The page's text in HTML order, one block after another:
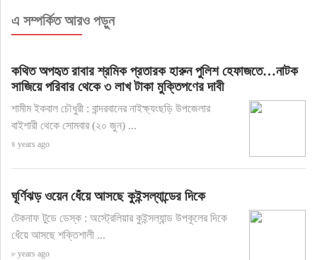
এ সম্পর্কিত আরও পড়ুন
কথিত অপহৃত রাবার শ্রমিক প্রতারক হারুন পুলিশ হেফাজতে…নাটক
সাজিয়ে পরিবার থেকে ৩ লাখ টাকা মুক্তিপণের দাবী
শামীম ইকবাল চৌধুরী : বান্দরবানের নাইক্ষ্যংছড়ি উপজেলার
বাইশারী থেকে সোমবার (২০ জুন) ...
৪ years ago
ঘূর্ণিঝড় ওয়েন ধেঁয়ে আসছে কুইন্সল্যান্ডের দিকে
টেকনাফ টুডে ডেস্ক : অস্ট্রেলিয়ার কুইন্সল্যান্ড উপকূলের দিকে
ধেঁয়ে আসছে শক্তিশালী ...
৮ years ago